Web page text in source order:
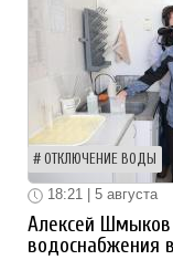
ОТКЛЮЧЕНИЕ ВОДЫ
18:21 | 5 августа
Алексей
водоснабжения